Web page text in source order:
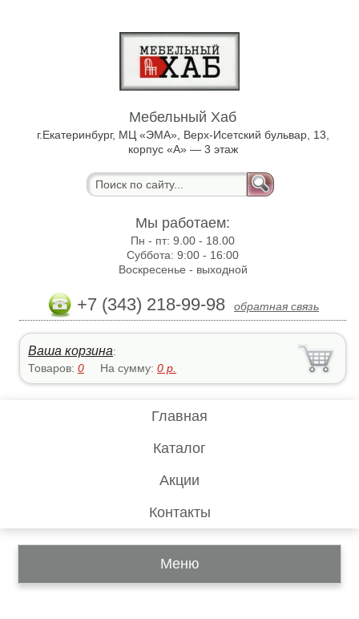
Мебельный Хаб
г.Екатеринбург, МЦ «ЭМА», Верх-Исетский бульвар, 13,
корпус «А» — 3 этаж
Мы работаем:
Пн - пт:9.00 - 18.00
Суббота:9:00 - 16:00
Воскресенье - выходной
+7 (343) 218-99-98 обратная связь
Ваша корзина:
Товаров:0 На сумму:0 р.
Главная
Каталог
Акции
Контакты
Меню